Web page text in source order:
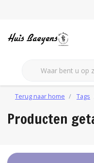
Terug naar home Tags
Producten